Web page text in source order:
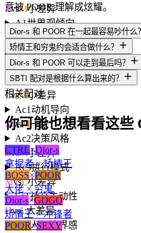
LvsM小差异
A1世界观倾向
HvsL大差异
A2规则与灵活度
LvsM小差异
A3人生意义感
LvsM小差异
Ac1动机导向
MvsM一致
Ac2决策风格
LvsM小差异
Ac3执行模式
MvsL小差异
So1社交主动性
HvsL大差异
So2人际边界感
意被 POOR 理解成炫耀。
Dior-s 和 POOR 在一起最容易吵什么？
矫情王和穷鬼约会适合做什么？
Dior-s 和 POOR 可以走到最后吗？
SBTI 配对是根据什么算出来的？
相关配对
你可能也想看看这些
CTRL×Dior-s
拿捏者 × 矫情王
BOSS×POOR
大佬 × 穷鬼
Dior-s×GOGO
矫情王 × 冲锋者
POOR×SEXY